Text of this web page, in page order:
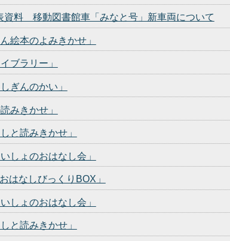
料 移動図書館車「みなと号」新車両について
絵本のよみきかせ」
ブラリー」
ぎんのかい」
みきかせ」
と読みきかせ」
しょのおはなし会」
はなしびっくりBOX」
しょのおはなし会」
と読みきかせ」